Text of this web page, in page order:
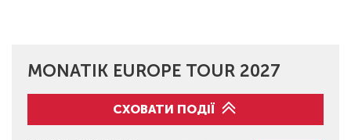
MONATIK EUROPE TOUR 2027
СХОВАТИ ПОДІЇ